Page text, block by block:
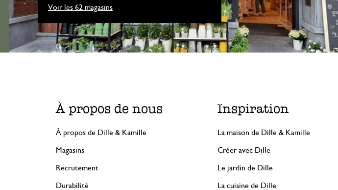
Voir les 62 magasins
À propos de nous
À propos de Dille & Kamille
Magasins
Recrutement
Durabilité
Inspiration
La maison de Dille & Kamille
Créer avec Dille
Le jardin de Dille
La cuisine de Dille